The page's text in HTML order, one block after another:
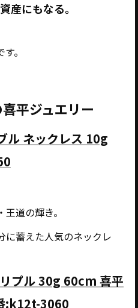
産にもなる。
。
平ジュエリー
ル ネックレス 10g
道の輝き。
に蓄えた人気のネックレ
プル 30g 60cm 喜平
:k12t-3060